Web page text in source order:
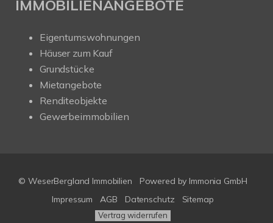
IMMOBILIENANGEBOTE
Eigentumswohnungen
Häuser zum Kauf
Grundstücke
Mietangebote
Renditeobjekte
Gewerbeimmobilien
© WeserBergland Immobilien Powered by Immonia GmbH
Impressum
AGB Datenschutz Sitemap
Vertrag widerrufen